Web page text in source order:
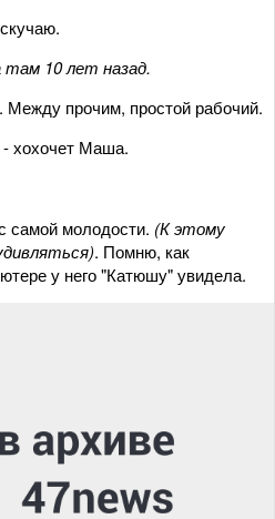
там 10 лет назад.
прочим, простой рабочий.
хохочет Маша.
самой молодости. (К этому
. Помню, как
у него "Катюшу" увидела.